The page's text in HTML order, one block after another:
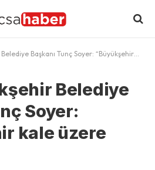
Başkanı Tunç Soyer: “Büyükşehir kale üzere ayakta”
Belediye
Soyer:
kale üzere